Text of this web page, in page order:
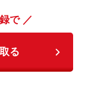
で ／
る